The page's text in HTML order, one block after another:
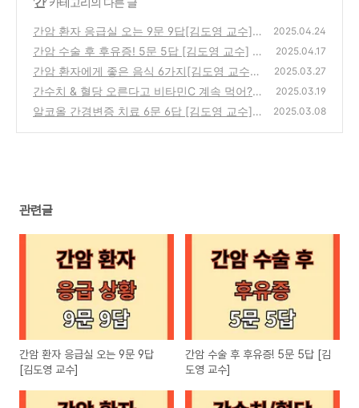
간암 환자 응급실 오는 9문 9답[김도영 교수]
(0)
2025.04.24
간암 수술 후 후유증! 5문 5답 [김도영 교수]
(0)
2025.04.17
간암 환자에게 좋은 음식 6가지[김도영 교수]
(0)
2025.03.27
간수치 & 혈당 오른다고 비타민C 계속 먹어?
말어?
(0)
2025.03.19
알코올 간경변증 치료 6문 6답 [김도영 교수] 2025.03.08
관련글
간암 환자 응급실 오는 9문 9답
[김도영 교수]
간암 수술 후 후유증! 5문 5답 [김
도영 교수]